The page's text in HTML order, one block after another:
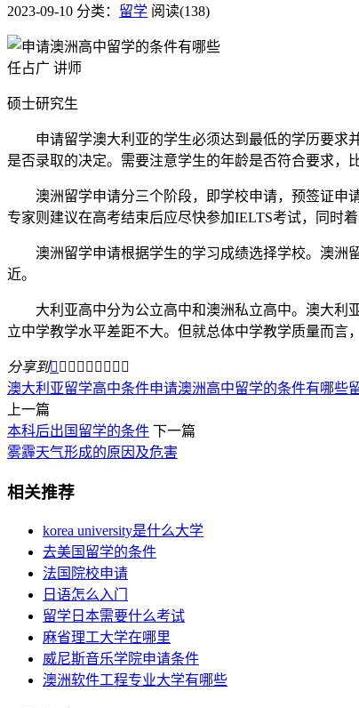
2023-09-10 分类： 留学 阅读(138)
任占广 讲师
硕士研究生
申请留学澳大利亚的学生必须达到最低的学历要求并
是否录取的决定。需要注意学生的年龄是否符合要求，
澳洲留学申请分三个阶段，即学校申请，预签证申请
专家则建议在高考结束后应尽快参加IELTS考试，同时
澳洲留学申请根据学生的学习成绩选择学校。澳洲留
近。
大利亚高中分为公立高中和澳洲私立高中。澳大利亚
立中学教学水平差距不大。但就总体中学教学质量而言
分享到        
澳大利亚留学高中条件申请澳洲高中留学的条件有哪些
上一篇
本科后出国留学的条件 下一篇
雾霾天气形成的原因及危害
相关推荐
korea university是什么大学
去美国留学的条件
法国院校申请
日语怎么入门
留学日本需要什么考试
麻省理工大学在哪里
威尼斯音乐学院申请条件
澳洲软件工程专业大学有哪些